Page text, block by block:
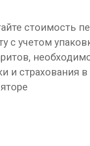
стоимость
с учетом
и страхования